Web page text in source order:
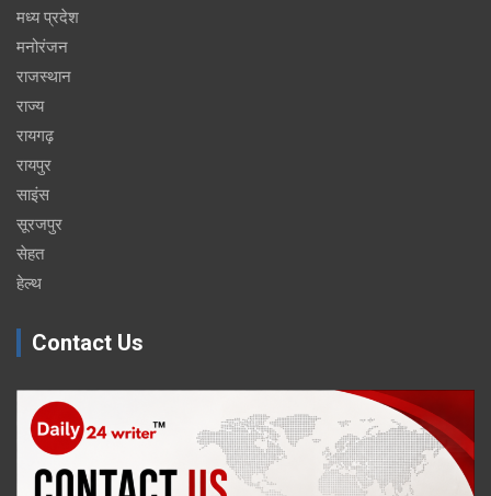
मध्य प्रदेश
मनोरंजन
राजस्थान
राज्य
रायगढ़
रायपुर
साइंस
सूरजपुर
सेहत
हेल्थ
Contact Us